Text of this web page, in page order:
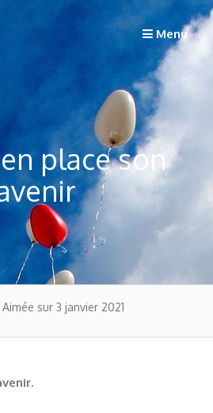
Menu
place son
sur 3 janvier 2021